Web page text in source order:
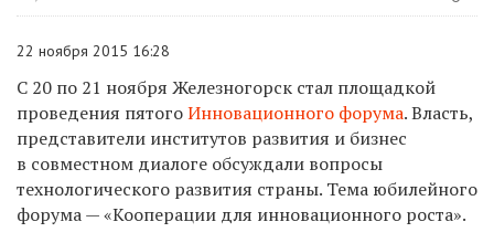
22 ноября 2015 16:28
С 20 по 21 ноября Железногорск стал площадкой
проведения пятогоИнновационного форума. Власть,
представители институтов развития и бизнес
в совместном диалоге обсуждали вопросы
технологического развития страны. Тема юбилейного
форума — «Кооперации для инновационного роста».